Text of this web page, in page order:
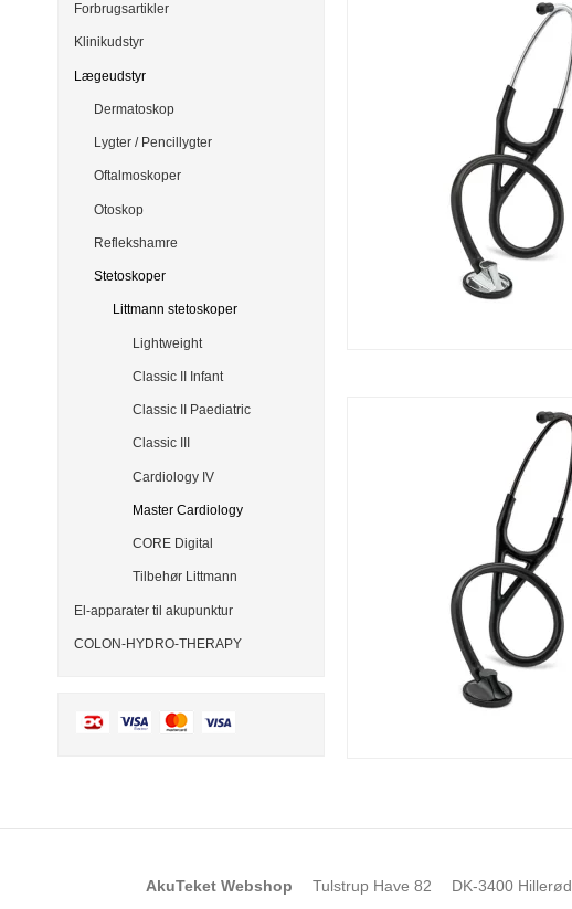
Forbrugsartikler
Klinikudstyr
Lægeudstyr
Dermatoskop
Lygter / Pencillygter
Oftalmoskoper
Otoskop
Reflekshamre
Stetoskoper
Littmann stetoskoper
Lightweight
Classic II Infant
Classic II Paediatric
Classic III
Cardiology IV
Master Cardiology
CORE Digital
Tilbehør Littmann
El-apparater til akupunktur
COLON-HYDRO-THERAPY
AkuTeket Webshop Tulstrup Have 82 DK-3400 Hillerød